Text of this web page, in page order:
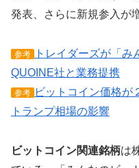
発表、さらに新規参入が
参考
トレイダーズが「み
QUOINE社と業務提携
参考 ビットコイン価格が
トランプ相場の影響
ビットコイン関連銘柄は